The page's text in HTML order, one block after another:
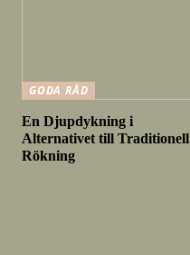
GODA RÅD
En Djupdykning i
Alternativet till Traditionell
Rökning